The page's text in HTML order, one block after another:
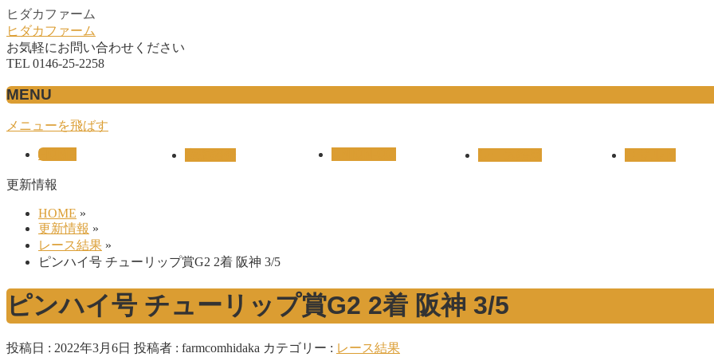
ヒダカファーム
ヒダカファーム
お気軽にお問い合わせください
TEL 0146-25-2258
MENU
メニューを飛ばす
HOME
更新情報
HOME »
更新情報 »
レース結果 »
ピンハイ号 チューリップ賞G2 2着 阪神 3/5
ピンハイ号 チューリップ賞G2 2着 阪神 3/5
投稿日 : 2022年3月6日 投稿者 : farmcomhidaka カテゴリー : レース結果